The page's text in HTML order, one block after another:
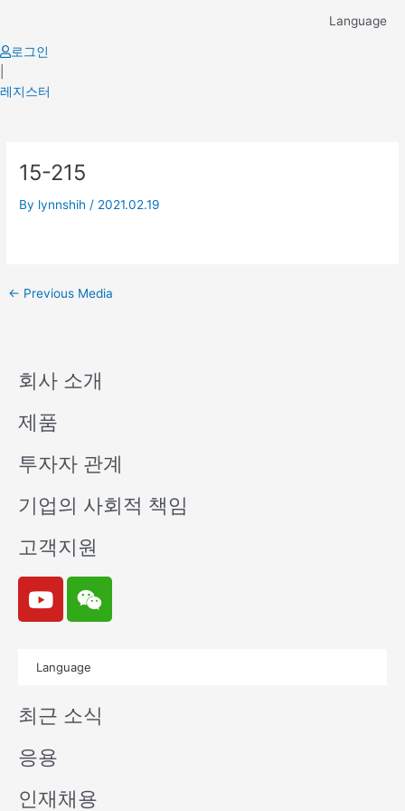
content
Language
로그인
레지스터
15-215
By lynnshih / 2021.02.19
navigation
← Previous Media
회사 소개
제품
투자자 관계
기업의 사회적 책임
고객지원
Y
o
u
e
W
e
i
n
Language
최근 소식
응용
인재채용